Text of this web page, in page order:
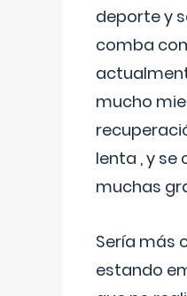
deporte y
comba
mucho
lenta , y se
muchas
Sería más
estando